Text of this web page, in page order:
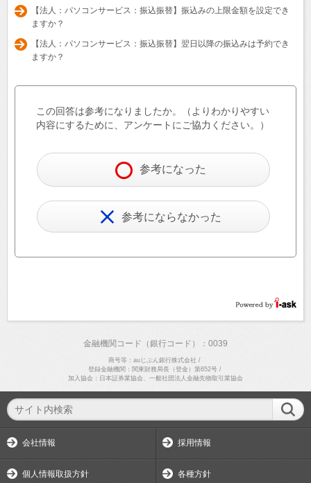
【法人：パソコンサービス：振込振替】振込みの上限金額を設定でき
ますか？
【法人：パソコンサービス：振込振替】翌日以降の振込みは予約でき
ますか？
この回答は参考になりましたか。（よりわかりやすい
内容にするために、アンケートにご協力ください。）
参考になった
参考にならなかった
金融機関コード（銀行コード）：0039
商号等：auじぶん銀行株式会社 /
登録金融機関：関東財務局長（登金）第652号/
加入協会：日本証券業協会、一般社団法人金融先物取引業協会
会社情報 採用情報
個人情報取扱方針 各種方針